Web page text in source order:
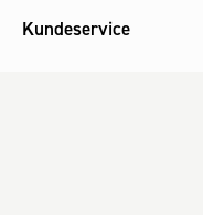
Kundeservice